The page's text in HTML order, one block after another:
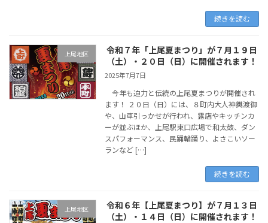
続きを読む
上尾地区
令和７年「上尾夏まつり」が７月１９日
（土）・２０日（日）に開催されます！
2025年7月7日
今年も迫力と伝統の上尾夏まつりが開催され
ます！ ２０日（日）には、８町内大人神輿渡御
や、山車引っかせが行われ、露店やキッチンカ
ーが並ぶほか、上尾駅東口広場で和太鼓、ダン
スパフォーマンス、民踊輪踊り、よさこいソー
ランなど […]
続きを読む
上尾地区
令和６年【上尾夏まつり】が７月１３日
（土）・１４日（日）に開催されます！